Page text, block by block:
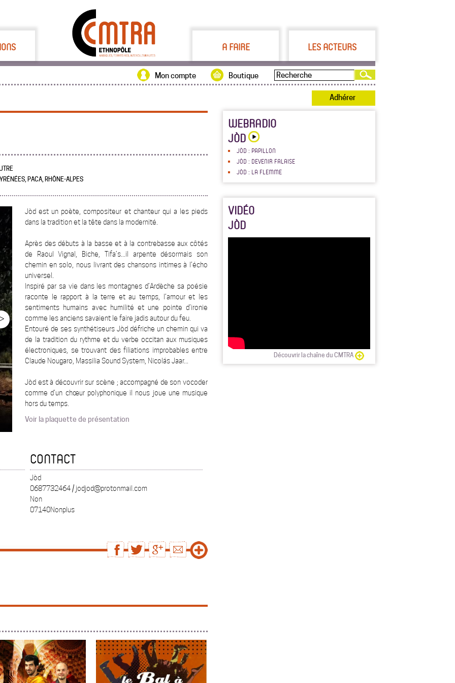
A FAIRE LES ACTEURS
Boutique
Mon compte
Adhérer
PACA, RHÔNE-ALPES
Jòd est un poète, compositeur et chanteur qui a les pieds
dans la tradition et la tête dans la modernité.
Après des débuts à la basse et à la contrebasse aux côtés
de Raoul Vignal, Biche, Tifa’s...il arpente désormais son
chemin en solo, nous livrant des chansons intimes à l’écho
universel.
Inspiré par sa vie dans les montagnes d’Ardèche sa poésie
raconte le rapport à la terre et au temps, l’amour et les
sentiments humains avec humilité et une pointe d’ironie
comme les anciens savaient le faire jadis autour du feu.
Entouré de ses synthétiseurs Jòd défriche un chemin qui va
de la tradition du rythme et du verbe occitan aux musiques
électroniques, se trouvant des filiations improbables entre
Claude Nougaro, Massilia Sound System, Nicolás Jaar...
Jòd est à découvrir sur scène ; accompagné de son vocoder
comme d’un chœur polyphonique il nous joue une musique
hors du temps.
Voir la plaquette de présentation
CONTACT
Jòd
0687732464 / jodjod@protonmail.com
Non
07140Nonplus
WEBRADIO
JÒD
JÒD : PAPILLON
JÒD : DEVENIR FALAISE
JÒD : LA FLEMME
VIDÉO
JÒD
Découvrir la chaîne du CMTRA